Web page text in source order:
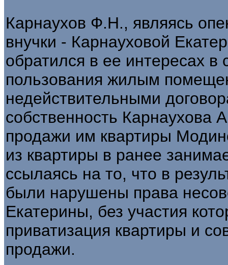
Карнаухов Ф.Н., являясь
внучки - Карнауховой
обратился в ее интересах в
пользования жилым
недействительными
собственность Карнаухова
продажи им квартиры
из квартиры в ранее
ссылаясь на то, что в
были нарушены права
Екатерины, без участия
приватизация квартиры и
продажи.